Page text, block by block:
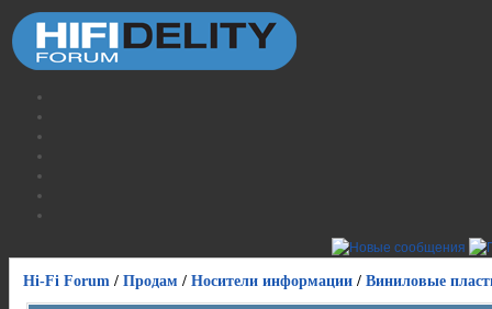
Hi-Fi Forum / Продам / Носители информации / Виниловые